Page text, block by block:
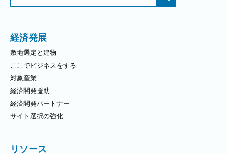
経済発展
敷地選定と建物
ここでビジネスをする
対象産業
経済開発援助
経済開発パートナー
サイト選択の強化
リソース